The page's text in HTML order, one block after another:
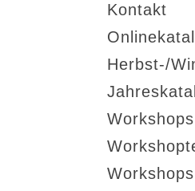
Kontakt
Herbst-/
Workshops